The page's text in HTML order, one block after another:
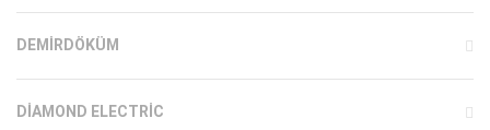
DEMIRDÖKÜM
DIAMOND ELECTRIC